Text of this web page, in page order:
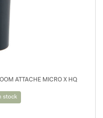
ATTACHE MICRO X HQ
stock